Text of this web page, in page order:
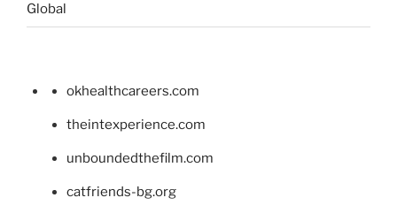
Global
okhealthcareers.com
theintexperience.com
unboundedthefilm.com
catfriends-bg.org